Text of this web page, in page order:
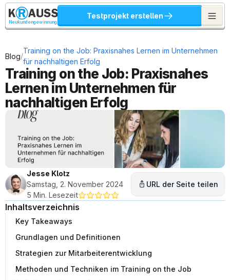
Neukundengewinnung
Testprojekt erstellen
Blog/
Training on the Job: Praxisnahes Lernen im Unternehmen
für nachhaltigen Erfolg
Training on the Job: Praxisnahes
Lernen im Unternehmen für
nachhaltigen Erfolg
Jesse Klotz
Samstag, 2. November 2024
5 Min. Lesezeit
URL der Seite teilen
Inhaltsverzeichnis
Key Takeaways
Grundlagen und Definitionen
Strategien zur Mitarbeiterentwicklung
Methoden und Techniken im Training on the Job